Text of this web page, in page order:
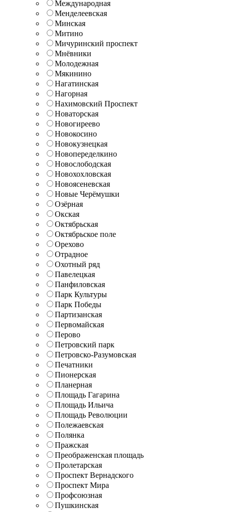
Международная
Менделеевская
Минская
Митино
Мичуринский проспект
Мнёвники
Молодежная
Мякинино
Нагатинская
Нагорная
Нахимовский Проспект
Новаторская
Новогиреево
Новокосино
Новокузнецкая
Новопеределкино
Новослободская
Новохохловская
Новоясеневская
Новые Черёмушки
Озёрная
Окская
Октябрьская
Октябрьское поле
Орехово
Отрадное
Охотный ряд
Павелецкая
Панфиловская
Парк Культуры
Парк Победы
Партизанская
Первомайская
Перово
Петровский парк
Петровско-Разумовская
Печатники
Пионерская
Планерная
Площадь Гагарина
Площадь Ильича
Площадь Революции
Полежаевская
Полянка
Пражская
Преображенская площадь
Пролетарская
Проспект Вернадского
Проспект Мира
Профсоюзная
Пушкинская